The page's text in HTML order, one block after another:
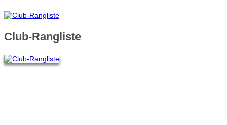
Club-Rangliste